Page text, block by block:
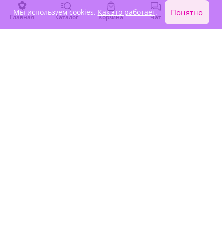
Главная Каталог Корзина Чат Войти
Мы используем cookies. Как это работает. Понятно